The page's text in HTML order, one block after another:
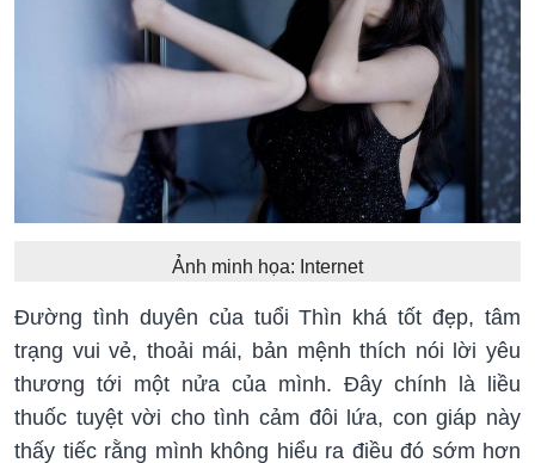
Ảnh minh họa: Internet
Đường tình duyên của tuổi Thìn khá tốt đẹp, tâm
trạng vui vẻ, thoải mái, bản mệnh thích nói lời yêu
thương tới một nửa của mình. Đây chính là liều
thuốc tuyệt vời cho tình cảm đôi lứa, con giáp này
thấy tiếc rằng mình không hiểu ra điều đó sớm hơn